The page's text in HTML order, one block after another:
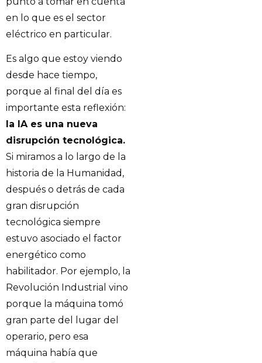
en lo que es el sector
eléctrico en particular.
Es algo que estoy viendo
desde hace tiempo,
porque al final del día es
importante esta reflexión:
la IA es una nueva
disrupción tecnológica.
Si miramos a lo largo de la
historia de la Humanidad,
después o detrás de cada
gran disrupción
tecnológica siempre
estuvo asociado el factor
energético como
habilitador. Por ejemplo, la
Revolución Industrial vino
porque la máquina tomó
gran parte del lugar del
operario, pero esa
máquina había que